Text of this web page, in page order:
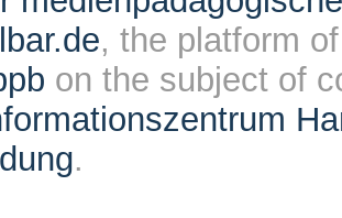
, the platform
on the subject of
.